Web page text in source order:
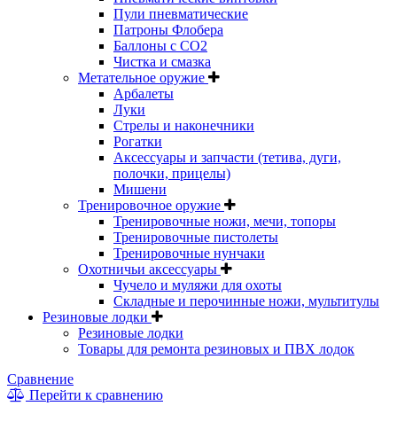
Пули пневматические
Патроны Флобера
Баллоны с CO2
Чистка и смазка
Метательное оружие
Арбалеты
Луки
Стрелы и наконечники
Рогатки
Аксессуары и запчасти (тетива, дуги,
полочки, прицелы)
Мишени
Тренировочное оружие
Тренировочные ножи, мечи, топоры
Тренировочные пистолеты
Тренировочные нунчаки
Охотничьи аксессуары
Чучело и муляжи для охоты
Складные и перочинные ножи, мультитулы
Резиновые лодки
Резиновые лодки
Товары для ремонта резиновых и ПВХ лодок
Сравнение
Перейти к сравнению